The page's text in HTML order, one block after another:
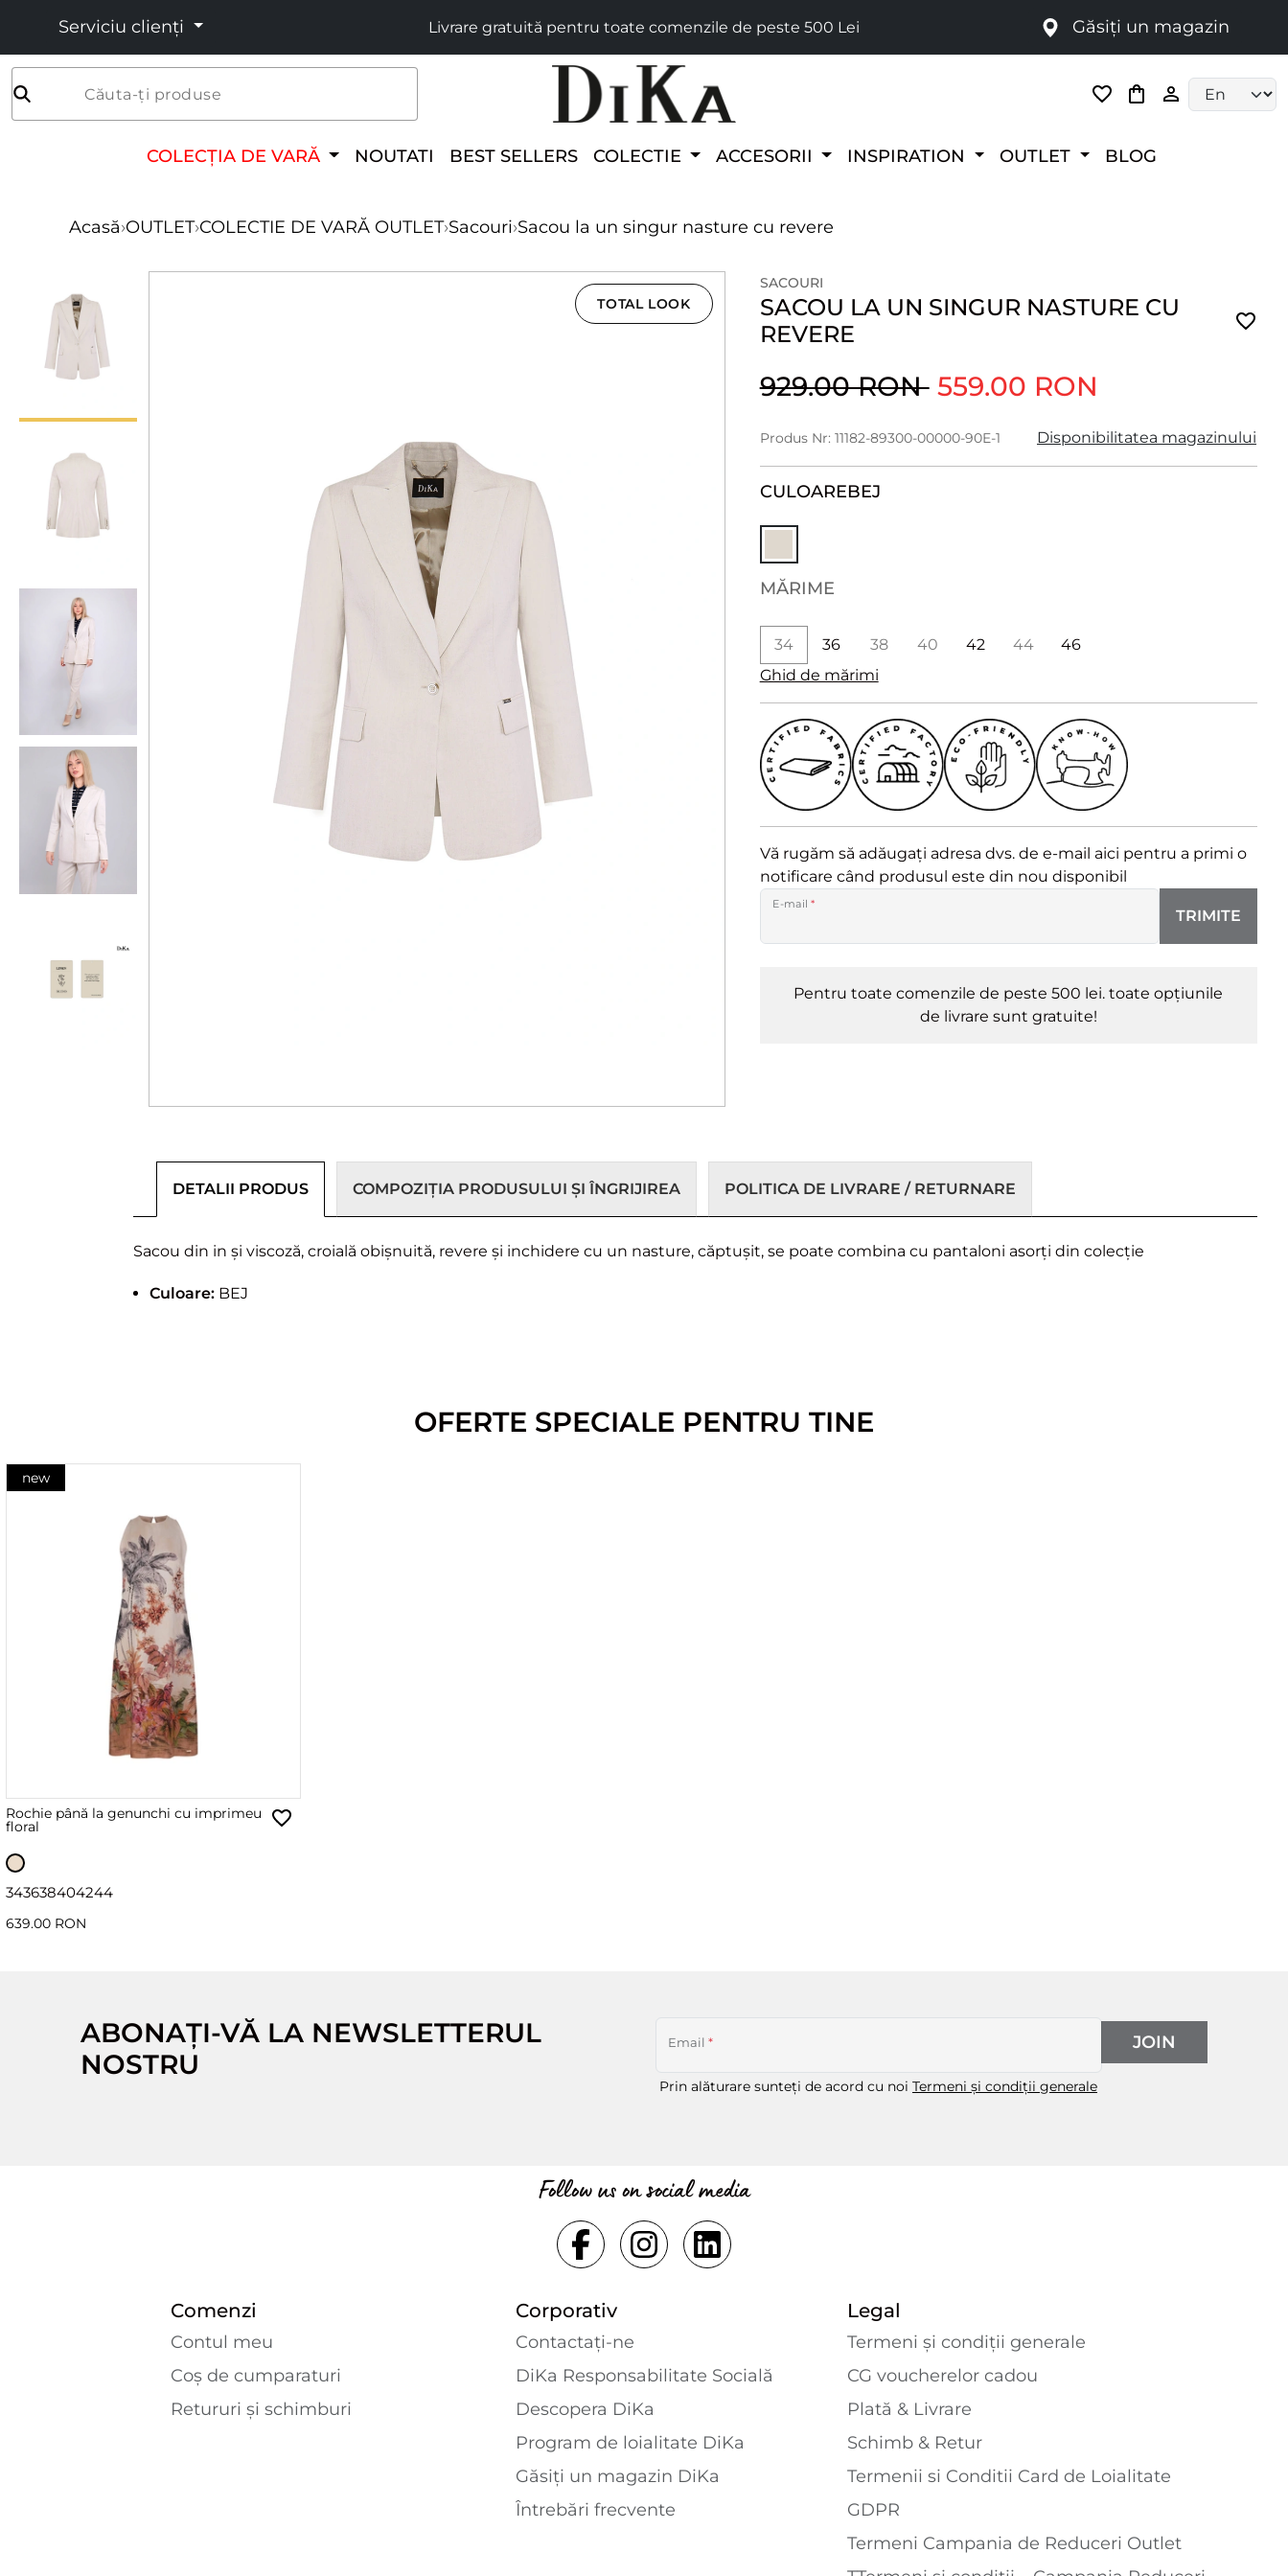
Serviciu clienți Livrare gratuită pentru toate comenzile de peste 500 Lei Găsiți un magazin
Căuta-ți produse
COLECȚIA DE VARĂ NOUTATI BEST SELLERS COLECTIE ACCESORII INSPIRATION OUTLET BLOG
Acasă›OUTLET›COLECTIE DE VARĂ OUTLET›Sacouri›Sacou la un singur nasture cu revere
TOTAL LOOK
SACOURI
SACOU LA UN SINGUR NASTURE CU
REVERE
929.00 RON 559.00 RON
Produs Nr: 11182-89300-00000-90E-1 Disponibilitatea magazinului
CULOAREBEJ
MĂRIME
34 36 38 40 42 44
46
Ghid de mărimi
Vă rugăm să adăugați adresa dvs. de e-mail aici pentru a primi o
notificare când produsul este din nou disponibil
E-mail *
TRIMITE
Pentru toate comenzile de peste 500 lei. toate opțiunile
de livrare sunt gratuite!
DETALII PRODUS COMPOZIȚIA PRODUSULUI ȘI ÎNGRIJIREA POLITICA DE LIVRARE / RETURNARE
Sacou din in și viscoză, croială obișnuită, revere și inchidere cu un nasture, căptușit, se poate combina cu pantaloni asorți din colecție
Culoare: BEJ
OFERTE SPECIALE PENTRU TINE
new
Rochie până la genunchi cu imprimeu
floral
343638404244
639.00 RON
ABONAȚI-VĂ LA NEWSLETTERUL
NOSTRU
Email *
Prin alăturare sunteți de acord cu noi Termeni și condiții generale
JOIN
Follow us on social media
Comenzi
Contul meu
Coș de cumparaturi
Retururi și schimburi
Corporativ
Contactaţi-ne
DiKa Responsabilitate Socială
Descopera DiKa
Program de loialitate DiKa
Găsiți un magazin DiKa
Întrebări frecvente
Legal
Termeni și condiții generale
CG voucherelor cadou
Plată & Livrare
Schimb & Retur
Termenii si Conditii Card de Loialitate
GDPR
Termeni Campania de Reduceri Outlet